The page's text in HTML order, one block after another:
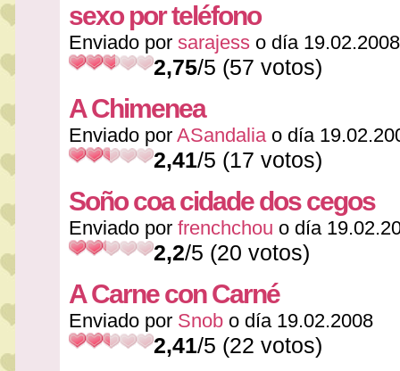
sexo por teléfono
Enviado por sarajess o día 19.02.2008
2,75/5 (57 votos)
A Chimenea
Enviado por ASandaliao día
2,41/5 (17 votos)
Soño coa cidade dos cegos
Enviado por frenchchou o día
2,2/5 (20 votos)
A Carne con Carné
Enviado por Snob o día 19.02.2008
2,41/5 (22 votos)